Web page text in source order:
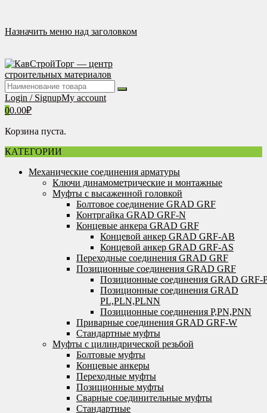
содержимому
Назначить меню над заголовком
Login / SignupMy account
00.00₽
Корзина пуста.
КАТЕГОРИИ
Механические соединения арматуры
Ключи динамометрические и монтажные
Муфты с высаженной головкой
Болтовое соединение GRAD GRF
Контргайка GRAD GRF-N
Концевые анкера GRAD GRF
Концевой анкер GRAD GRF-AB
Концевой анкер GRAD GRF-AS
Переходные соединения GRAD GRF
Позиционные соединения GRAD GRF
Позиционные соединения GRAD GRF-
Позиционные соединения GRAD
PL,PLN,PLNN
Позиционные соединения P,PN,PNN
Приварные соединения GRAD GRF-W
Стандартные муфты
Муфты с цилиндрической резьбой
Болтовые муфты
Концевые анкеры
Переходные муфты
Позиционные муфты
Сварные соединительные муфты
Стандартные